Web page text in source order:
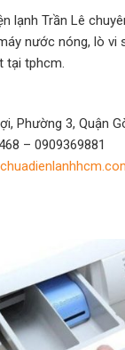
lạnh Trần Lê
nước nóng, lò vi
tại tphcm.
Phường 3, Quận
– 0909369881